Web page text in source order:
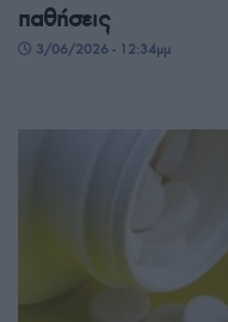
παθήσεις
3/06/2026 - 12:34μμ